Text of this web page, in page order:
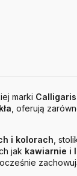
marki Calligaris
, oferują
i kolorach ,
jak kawiarnie i